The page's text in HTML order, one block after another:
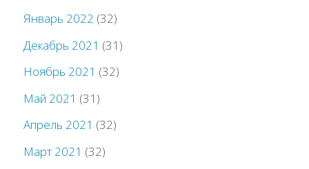
Январь 2022 (32)
Декабрь 2021 (31)
Ноябрь 2021 (32)
Май 2021 (31)
Апрель 2021 (32)
Март 2021 (32)